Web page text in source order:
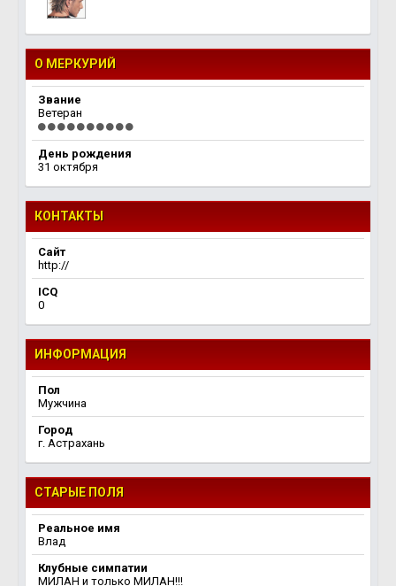
О МЕРКУРИЙ
Звание
Ветеран
День рождения
31 октября
КОНТАКТЫ
Сайт
http://
ICQ
0
ИНФОРМАЦИЯ
Пол
Мужчина
Город
г. Астрахань
СТАРЫЕ ПОЛЯ
Реальное имя
Влад
Клубные симпатии
МИЛАН и только МИЛАН!!!